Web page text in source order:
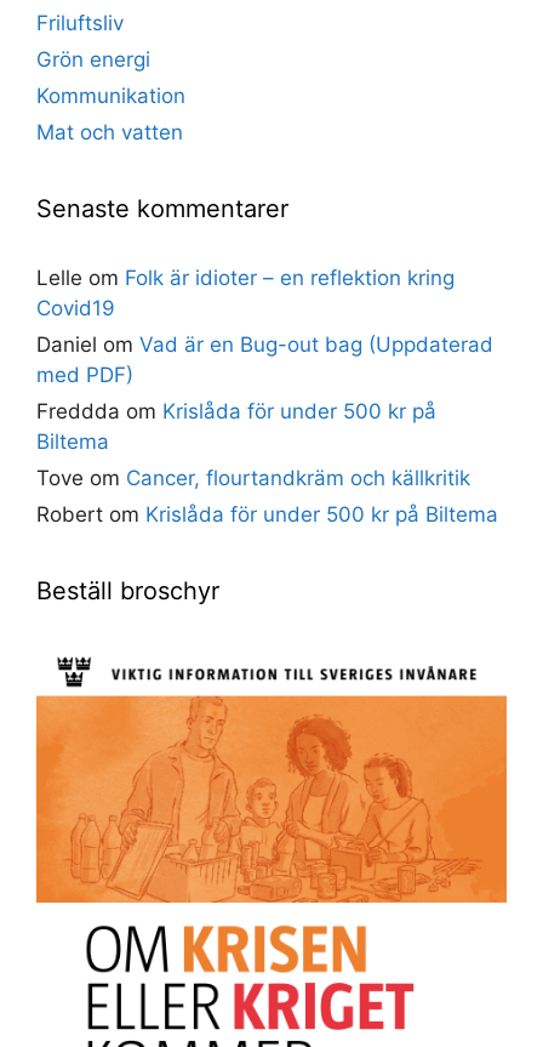
Friluftsliv
Grön energi
Kommunikation
Mat och vatten
Senaste kommentarer
Lelle om Folk är idioter – en reflektion kring
Covid19
Daniel om Vad är en Bug-out bag (Uppdaterad
med PDF)
Freddda om Krislåda för under 500 kr på
Biltema
Tove om Cancer, flourtandkräm och källkritik
Robert om Krislåda för under 500 kr på Biltema
Beställ broschyr